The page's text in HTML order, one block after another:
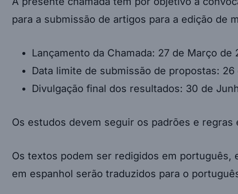
para a submissão de artigos para a edição de
Lançamento da Chamada: 27 de Março de
Data limite de submissão de propostas:
Divulgação final dos resultados: 30 de
Os estudos devem seguir os padrões e
Os textos podem ser redigidos em português,
em espanhol serão traduzidos para o